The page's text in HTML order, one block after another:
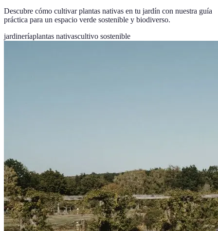
Descubre cómo cultivar plantas nativas en tu jardín con nuestra guía
práctica para un espacio verde sostenible y biodiverso.
jardineríaplantas nativascultivo sostenible